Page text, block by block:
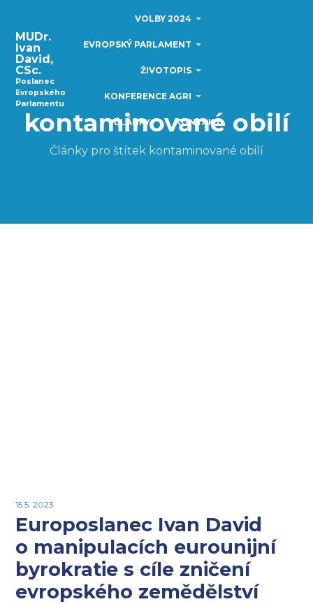
MUDr.
Ivan
David,
CSc.
Poslanec
Evropského
Parlamentu
VOLBY 2024
EVROPSKÝ PARLAMENT
ŽIVOTOPIS
KONFERENCE AGRI
ČLÁNKY KONTAKT
kontaminované obilí
Články pro štítek kontaminované obilí
15.5. 2023
Europoslanec Ivan David
o manipulacích eurounijní
byrokratie s cíle zničení
evropského zemědělství